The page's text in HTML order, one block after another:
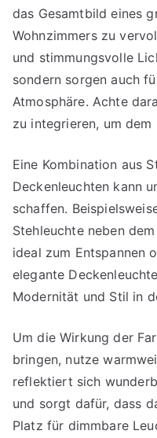
das Gesamtbild eines
Wohnzimmers zu
und stimmungsvolle
sondern sorgen auch
Atmosphäre. Achte
zu integrieren, um
Eine Kombination aus
Deckenleuchten kann
schaffen.
Stehleuchte neben
ideal zum Entspannen
elegante
Modernität und Stil in
Um die Wirkung der
bringen, nutze
reflektiert sich
und sorgt dafür, dass
Platz für dimmbare